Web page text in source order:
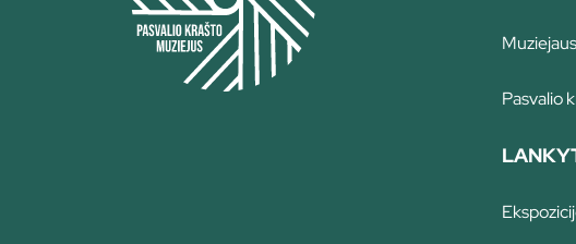
Pasvalio